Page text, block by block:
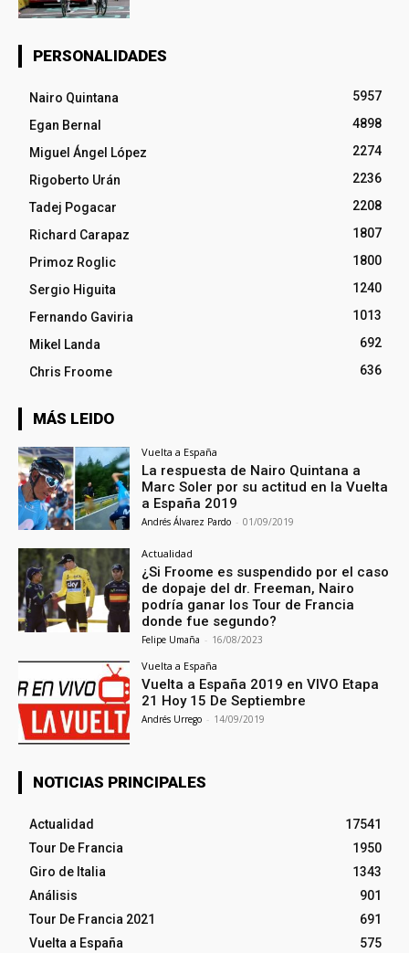
PERSONALIDADES
Nairo Quintana
5957
Egan Bernal
4898
Miguel Ángel López
2274
Rigoberto Urán
2236
Tadej Pogacar
2208
Richard Carapaz
1807
Primoz Roglic
1800
Sergio Higuita
1240
Fernando Gaviria
1013
Mikel Landa
692
Chris Froome
636
MÁS LEIDO
Vuelta a España
La respuesta de Nairo Quintana a
Marc Soler por su actitud en la Vuelta
a España 2019
Andrés Álvarez Pardo - 01/09/2019
Actualidad
¿Si Froome es suspendido por el caso
de dopaje del dr. Freeman, Nairo
podría ganar los Tour de Francia
donde fue segundo?
Felipe Umaña - 16/08/2023
Vuelta a España
Vuelta a España 2019 en VIVO Etapa
21 Hoy 15 De Septiembre
Andrés Urrego - 14/09/2019
NOTICIAS PRINCIPALES
Actualidad
17541
Tour De Francia
1950
Giro de Italia
1343
Análisis
901
Tour De Francia 2021
691
Vuelta a España
575